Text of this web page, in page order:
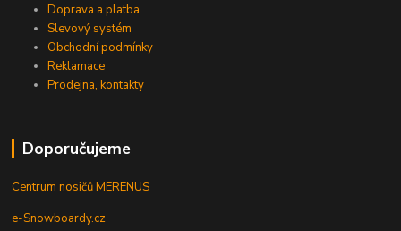
Doprava a platba
Slevový systém
Obchodní podmínky
Reklamace
Prodejna, kontakty
Doporučujeme
Centrum nosičů MERENUS
e-Snowboardy.cz